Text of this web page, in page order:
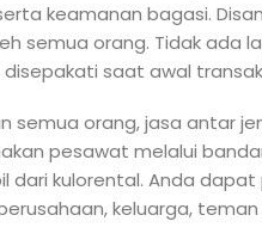
keamanan bagasi.
semua orang. Tidak ada
saat awal
semua orang, jasa antar
pesawat melalui
dari kulorental. Anda
keluarga,